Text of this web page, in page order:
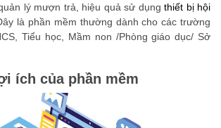
lý mượn trả, hiệu quả sử dụng thiết bị hội
là phần mềm thường dành cho các trường
Tiểu học, Mầm non /Phòng giáo dục/ Sở
ích của phần mềm